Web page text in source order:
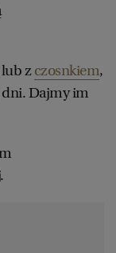
zczosnkiem,
Dajmy im